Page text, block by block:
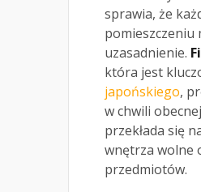
sprawia, że
pomieszczeniu
uzasadnienie.
która jest
japońskiego,
w chwili
przekłada się
wnętrza wolne
przedmiotów.